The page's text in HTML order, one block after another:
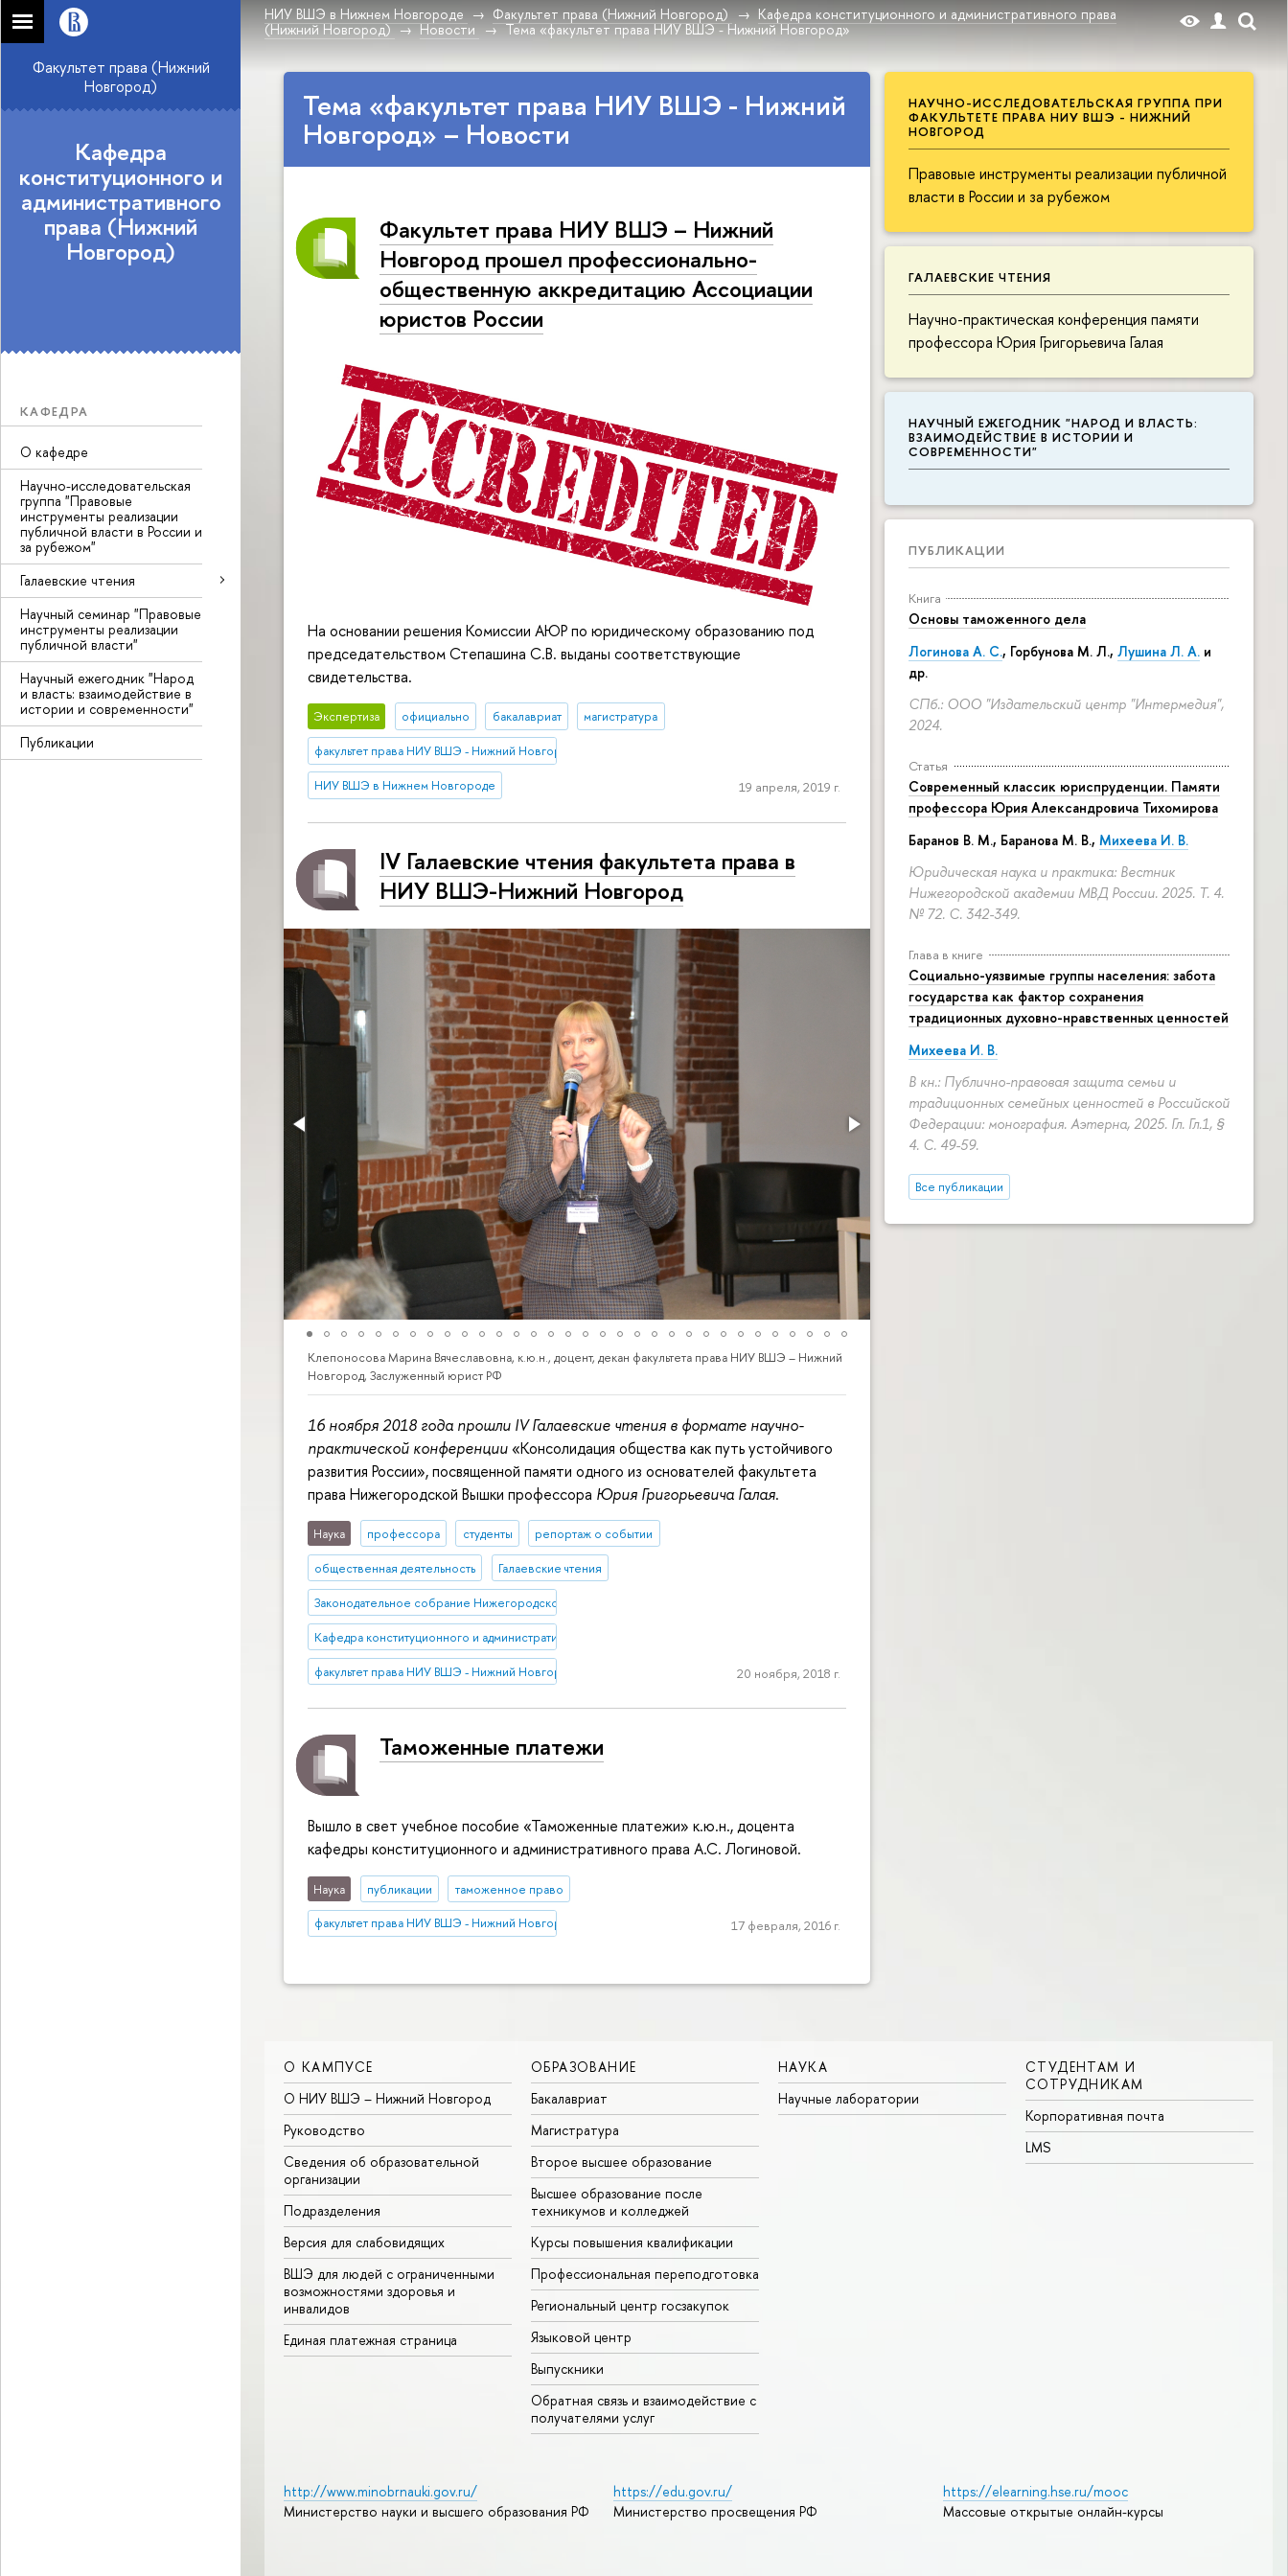
НИУ ВШЭ в Нижнем Новгороде Факультет права (Нижний Новгород)
Кафедра конституционного и административного права
(Нижний Новгород)
Новости Тема «факультет права НИУ ВШЭ - Нижний Новгород»
Факультет права (Нижний
Новгород)
Кафедра
конституционного и
административного
права (Нижний
Новгород)
КАФЕДРА
О кафедре
Научно-исследовательская
группа "Правовые
инструменты реализации
публичной власти в России и
за рубежом"
Галаевские чтения
Научный семинар "Правовые
инструменты реализации
публичной власти"
Научный ежегодник "Народ
и власть: взаимодействие в
истории и современности"
Публикации
НАУЧНО-ИССЛЕДОВАТЕЛЬСКАЯ ГРУППА ПРИ
ФАКУЛЬТЕТЕ ПРАВА НИУ ВШЭ - НИЖНИЙ
НОВГОРОД
Правовые инструменты реализации публичной
власти в России и за рубежом
ГАЛАЕВСКИЕ ЧТЕНИЯ
Научно-практическая конференция памяти
профессора Юрия Григорьевича Галая
НАУЧНЫЙ ЕЖЕГОДНИК "НАРОД И ВЛАСТЬ:
ВЗАИМОДЕЙСТВИЕ В ИСТОРИИ И
СОВРЕМЕННОСТИ"
ПУБЛИКАЦИИ
Книга
Основы таможенного дела
Логинова А. С., Горбунова М. Л., Лушина Л. А. и
др.
СПб.: ООО "Издательский центр "Интермедия",
2024.
Статья
Современный классик юриспруденции. Памяти
профессора Юрия Александровича Тихомирова
Баранов В. М., Баранова М. В., Михеева И. В.
Юридическая наука и практика: Вестник
Нижегородской академии МВД России. 2025. Т. 4.
№ 72. С. 342-349.
Глава в книге
Социально-уязвимые группы населения: забота
государства как фактор сохранения
традиционных духовно-нравственных ценностей
Михеева И. В.
В кн.: Публично-правовая защита семьи и
традиционных семейных ценностей в Российской
Федерации: монография. Аэтерна, 2025. Гл. Гл.1, §
4. С. 49-59.
Все публикации
Тема «факультет права НИУ ВШЭ - Нижний
Новгород» – Новости
Факультет права НИУ ВШЭ – Нижний
Новгород прошел профессионально-
общественную аккредитацию Ассоциации
юристов России
На основании решения Комиссии АЮР по юридическому образованию под
председательством Степашина С.В. выданы соответствующие
свидетельства.
Экспертиза официально бакалавриат магистратура
факультет права НИУ ВШЭ - Нижний Новгород
НИУ ВШЭ в Нижнем Новгороде 19 апреля, 2019 г.
IV Галаевские чтения факультета права в
НИУ ВШЭ-Нижний Новгород
Клепоносова Марина Вячеславовна, к.ю.н., доцент, декан факультета права НИУ ВШЭ – Нижний
Новгород, Заслуженный юрист РФ
16 ноября 2018 года прошли IV Галаевские чтения в формате научно-
практической конференции«Консолидация общества как путь устойчивого
развития России», посвященной памяти одного из основателей факультета
права Нижегородской Вышки профессора Юрия Григорьевича Галая.
Наука профессора студенты репортаж о событии
общественная деятельность Галаевские чтения
Законодательное собрание Нижегородской области
Кафедра конституционного и административного права НИУ ВШЭ - Нижний новгород
факультет права НИУ ВШЭ - Нижний Новгород 20 ноября, 2018 г.
Таможенные платежи
Вышло в свет учебное пособие «Таможенные платежи» к.ю.н., доцента
кафедры конституционного и административного права А.С. Логиновой.
Наука публикации таможенное право
факультет права НИУ ВШЭ - Нижний Новгород 17 февраля, 2016 г.
О КАМПУСЕ
О НИУ ВШЭ – Нижний Новгород
Руководство
Сведения об образовательной
организации
Подразделения
Версия для слабовидящих
ВШЭ для людей с ограниченными
возможностями здоровья и
инвалидов
Единая платежная страница
ОБРАЗОВАНИЕ
Бакалавриат
Магистратура
Второе высшее образование
Высшее образование после
техникумов и колледжей
Курсы повышения квалификации
Профессиональная переподготовка
Региональный центр госзакупок
Языковой центр
Выпускники
Обратная связь и взаимодействие с
получателями услуг
НАУКА
Научные лаборатории
СТУДЕНТАМ И
СОТРУДНИКАМ
Корпоративная почта
LMS
http://www.minobrnauki.gov.ru/
Министерство науки и высшего образования РФ
https://edu.gov.ru/
Министерство просвещения РФ
https://elearning.hse.ru/mooc
Массовые открытые онлайн-курсы